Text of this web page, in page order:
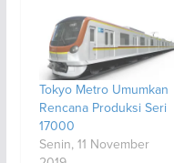
Tokyo Metro Umumkan
Rencana Produksi Seri
17000
Senin, 11 November